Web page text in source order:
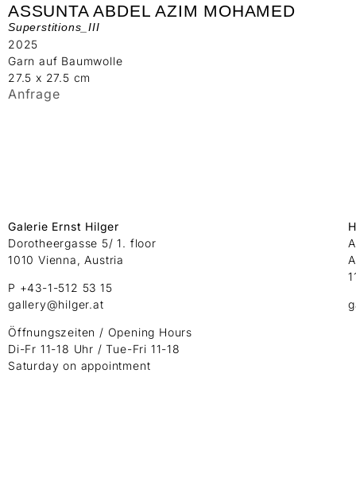
ASSUNTA ABDEL AZIM MOHAMED
Superstitions_III
2025
Garn auf Baumwolle
27.5 x 27.5 cm
Anfrage
Galerie Ernst Hilger
Dorotheergasse 5/ 1. floor
1010 Vienna, Austria
P +43-1-512 53 15
gallery@hilger.at
Öffnungszeiten / Opening Hours
Di-Fr 11-18 Uhr / Tue-Fri 11-18
Saturday on appointment